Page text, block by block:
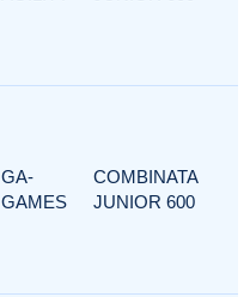
GA-
GAMES
COMBINATA
JUNIOR 600